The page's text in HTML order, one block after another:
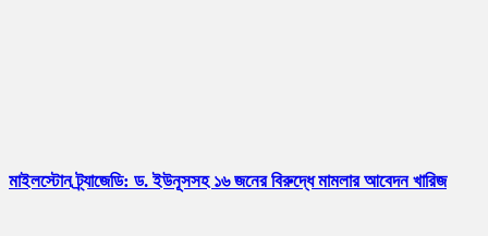
মাইলস্টোন ট্র্যাজেডি: ড. ইউনূসসহ ১৬ জনের বিরুদ্ধে মামলার আবেদন খারিজ